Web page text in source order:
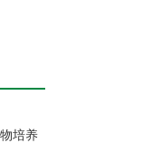
培养